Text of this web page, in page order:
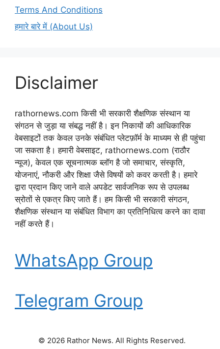
Terms And Conditions
हमारे बारे में (About Us)
Disclaimer
rathornews.com किसी भी सरकारी शैक्षणिक संस्थान या
संगठन से जुड़ा या संबद्ध नहीं है। इन निकायों की आधिकारिक
वेबसाइटों तक केवल उनके संबंधित प्लेटफ़ॉर्म के माध्यम से ही पहुंचा
जा सकता है। हमारी वेबसाइट, rathornews.com (राठौर
न्यूज), केवल एक सूचनात्मक ब्लॉग है जो समाचार, संस्कृति,
योजनाएं, नौकरी और शिक्षा जैसे विषयों को कवर करती है। हमारे
द्वारा प्रदान किए जाने वाले अपडेट सार्वजनिक रूप से उपलब्ध
स्रोतों से एकत्र किए जाते हैं। हम किसी भी सरकारी संगठन,
शैक्षणिक संस्थान या संबंधित विभाग का प्रतिनिधित्व करने का दावा
नहीं करते हैं।
WhatsApp Group
Telegram Group
© 2026 Rathor News. All Rights Reserved.